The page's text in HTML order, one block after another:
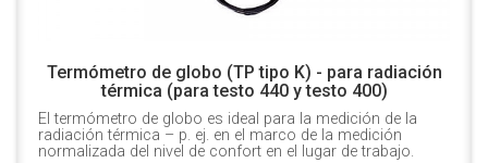
Termómetro de globo (TP tipo K) - para radiación
térmica (para testo 440 y testo 400)
El termómetro de globo es ideal para la medición de la
radiación térmica – p. ej. en el marco de la medición
normalizada del nivel de confort en el lugar de trabajo.